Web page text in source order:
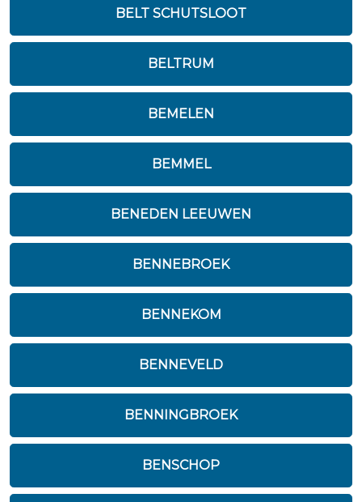
BELT SCHUTSLOOT
BELTRUM
BEMELEN
BEMMEL
BENEDEN LEEUWEN
BENNEBROEK
BENNEKOM
BENNEVELD
BENNINGBROEK
BENSCHOP